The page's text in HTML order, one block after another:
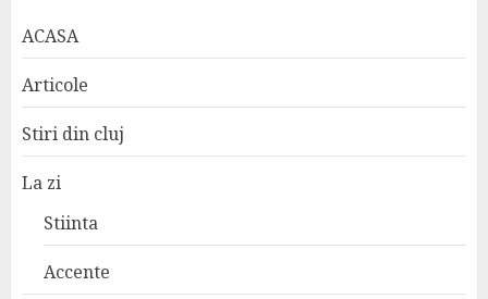
ACASA
Articole
Stiri din cluj
La zi
Stiinta
Accente